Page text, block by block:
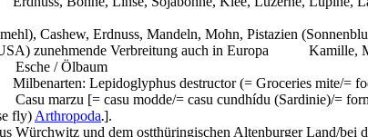
Cashew, Erdnuss, Mandeln, Mohn, Pistazien
zunehmende Verbreitung auch in Europa
Kamille,
Esche / Ölbaum
Milbenarten: Lepidoglyphus destructor(= Groceries mite/=
Casu marzu [= casu modde/= casu cundhídu (Sardinie)/=
fly) Arthropoda.].
Würchwitz und dem ostthüringischen Altenburger Land/bei